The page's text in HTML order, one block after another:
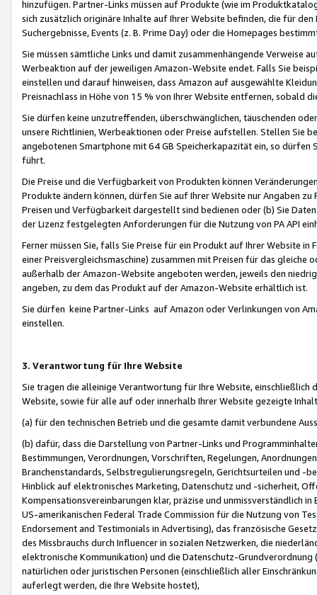
hinzufügen. Partner-Links müssen auf Produkte (wie im
sich zusätzlich originäre Inhalte auf Ihrer Website befinden, die für
Suchergebnisse, Events (z. B. Prime Day) oder die Homepages
Sie müssen sämtliche Links und damit zusammenhängende
Werbeaktion auf der jeweiligen Amazon-Website endet. Falls Sie
einstellen und darauf hinweisen, dass Amazon auf ausgewählte
Preisnachlass in Höhe von 15 % von Ihrer Website entfernen, sobald
Sie dürfen keine unzutreffenden, überschwänglichen, täuschenden
unsere Richtlinien, Werbeaktionen oder Preise aufstellen. Stellen Sie
angebotenen Smartphone mit 64 GB Speicherkapazität ein, so dürfen
führt.
Die Preise und die Verfügbarkeit von Produkten können
Produkte ändern können, dürfen Sie auf Ihrer Website nur Angaben
Preisen und Verfügbarkeit dargestellt sind bedienen oder (b) Sie
der Lizenz festgelegten Anforderungen für die Nutzung von PA API
Ferner müssen Sie, falls Sie Preise für ein Produkt auf Ihrer Website
einer Preisvergleichsmaschine) zusammen mit Preisen für das
außerhalb der Amazon-Website angeboten werden, jeweils den
angeben, zu dem das Produkt auf der Amazon-Website erhältlich ist.
Sie dürfen keine Partner-Links auf Amazon oder Verlinkungen von
einstellen.
3. Verantwortung für Ihre Website
Sie tragen die alleinige Verantwortung für Ihre Website,
Website, sowie für alle auf oder innerhalb Ihrer Website gezeigte
(a) für den technischen Betrieb und die gesamte damit verbundene
(b) dafür, dass die Darstellung von Partner-Links und
Bestimmungen, Verordnungen, Vorschriften, Regelungen,
Branchenstandards, Selbstregulierungsregeln, Gerichtsurteilen und -
Hinblick auf elektronisches Marketing, Datenschutz und -sicherheit,
Kompensationsvereinbarungen klar, präzise und unmissverständlich
US-amerikanischen Federal Trade Commission für die Nutzung von
Endorsement and Testimonials in Advertising), das französische
des Missbrauchs durch Influencer in sozialen Netzwerken, die
elektronische Kommunikation) und die Datenschutz-
natürlichen oder juristischen Personen (einschließlich aller
auferlegt werden, die Ihre Website hostet),